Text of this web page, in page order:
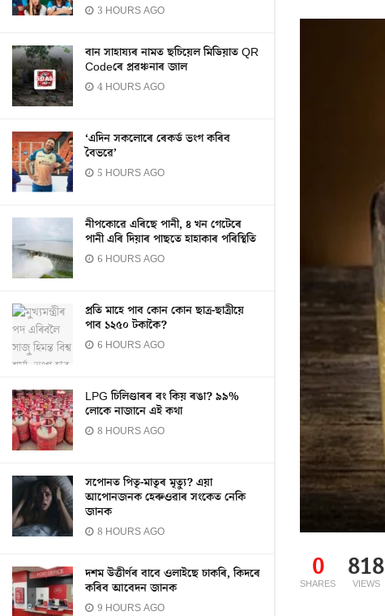
3 HOURS AGO
বান সাহায্যৰ নামত ছচিয়েল মিডিয়াত QR
Codeৰে প্ৰৱঞ্চনাৰ জাল
4 HOURS AGO
‘এদিন সকলোৰে ৰেকৰ্ড ভংগ কৰিব
বৈভৱে’
5 HOURS AGO
নীপকোৱে এৰিছে পানী, ৪ খন গেটেৰে
পানী এৰি দিয়াৰ পাছতে হাহাকাৰ পৰিস্থিতি
6 HOURS AGO
প্ৰতি মাহে পাব কোন কোন ছাত্ৰ-ছাত্ৰীয়ে
পাব ১২৫০ টকাকৈ?
6 HOURS AGO
LPG চিলিণ্ডাৰৰ ৰং কিয় ৰঙা? ৯৯%
লোকে নাজানে এই কথা
8 HOURS AGO
সপোনত পিতৃ-মাতৃৰ মৃত্যু? এয়া
আপোনজনক হেৰুওৱাৰ সংকেত নেকি
জানক
8 HOURS AGO
দশম উত্তীৰ্ণৰ বাবে ওলাইছে চাকৰি, কিদৰে
কৰিব আবেদন জানক
9 HOURS AGO
0
SHARES
818
VIEWS